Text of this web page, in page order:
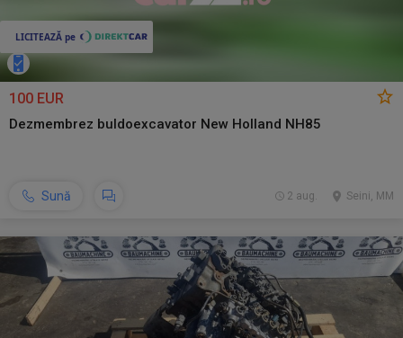
100 EUR
Dezmembrez buldoexcavator New Holland NH85
Sună Seini, MM
2 aug.